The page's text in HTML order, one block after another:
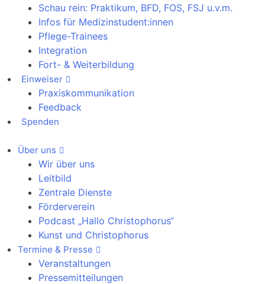
Schau rein: Praktikum, BFD, FOS, FSJ u.v.m.
Infos für Medizinstudent:innen
Pflege-Trainees
Integration
Fort- & Weiterbildung
Einweiser
Praxiskommunikation
Feedback
Spenden
Über uns
Wir über uns
Leitbild
Zentrale Dienste
Förderverein
Podcast „Hallo Christophorus“
Kunst und Christophorus
Termine & Presse
Veranstaltungen
Pressemitteilungen